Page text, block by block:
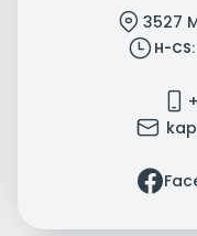
location 3527
clock H-
mobile
mail
facebook